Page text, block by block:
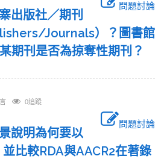
問題討論
出版社／期刊
Journals）？圖書館
期刊是否為掠奪性期刊？
0追蹤
問題討論
說明為何要以
比較RDA與AACR2在著錄